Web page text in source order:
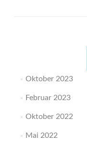
Oktober 2023
Februar 2023
Oktober 2022
Mai 2022